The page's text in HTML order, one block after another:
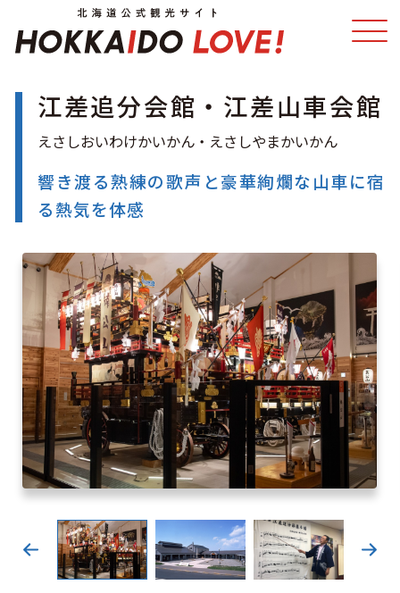
温泉 イベント
モデルコース
グルメ 旅の予約
アクセス
キュンちゃんオンラインショップ
北海道はやわかり
旅のテーマで探す
7つの国立公園
江差追分会館・江差山車会館
響き渡る熟練の歌声と豪華絢爛な山車に宿
る熱気を体感